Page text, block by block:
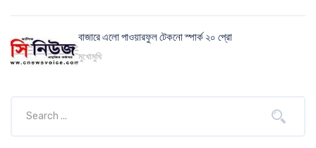
বাজারে এলো পাওয়ারফুল টেকনো স্পার্ক ২০ প্রো
মুখোমুখি